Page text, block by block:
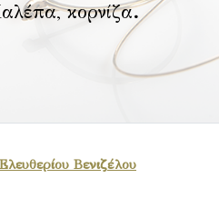
κορνίζα.
Βενιζέλου